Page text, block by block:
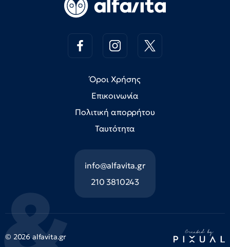
Όροι Χρήσης
Επικοινωνία
Πολιτική απορρήτου
Ταυτότητα
info@alfavita.gr
210 3810243
© 2026 alfavita.gr